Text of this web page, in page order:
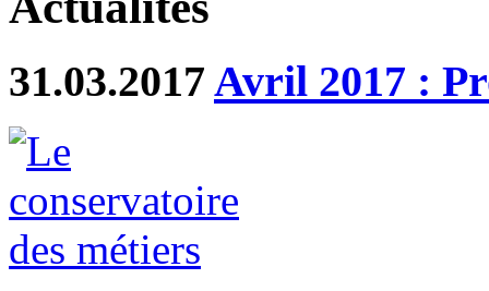
31.03.2017 Avril 2017 :